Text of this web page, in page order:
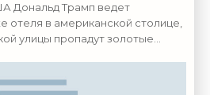
Дональд Трамп ведет
отеля в американской столице,
улицы пропадут золотые